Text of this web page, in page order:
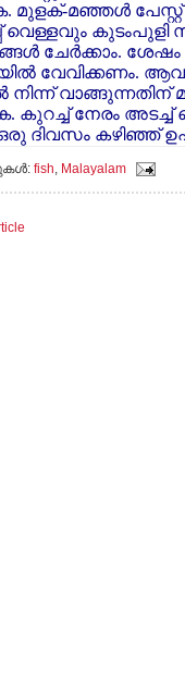
മുളക്-മഞ്ഞള്‍
വെള്ളവും കുടംപുളി
ചേര്‍ക്കാം.
വേവിക്കണം.
നിന്ന് വാങ്ങുന്നതിന്
കുറച്ച് നേരം അടച്ച്
ദിവസം കഴിഞ്ഞ്
fish, Malayalam